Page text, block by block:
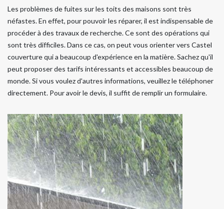
Les problèmes de fuites sur les toits des maisons sont très
néfastes. En effet, pour pouvoir les réparer, il est indispensable de
procéder à des travaux de recherche. Ce sont des opérations qui
sont très difficiles. Dans ce cas, on peut vous orienter vers Castel
couverture qui a beaucoup d'expérience en la matière. Sachez qu'il
peut proposer des tarifs intéressants et accessibles beaucoup de
monde. Si vous voulez d'autres informations, veuillez le téléphoner
directement. Pour avoir le devis, il suffit de remplir un formulaire.